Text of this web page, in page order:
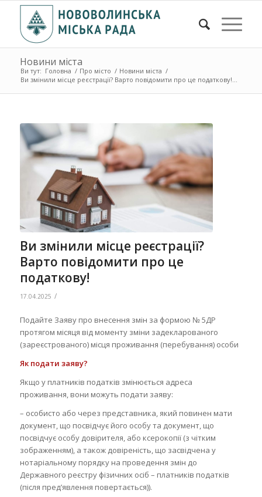
Новини міста
Ви тут: Головна / Про місто / Новини міста /
Ви змінили місце реєстрації? Варто повідомити про це податкову!...
Ви змінили місце реєстрації?
Варто повідомити про це
податкову!
17.04.2025 /
Подайте Заяву про внесення змін за формою № 5ДР
протягом місяця від моменту зміни задекларованого
(зареєстрованого) місця проживання (перебування) особи
Як подати заяву?
Якщо у платників податків змінюється адреса
проживання, вони можуть подати заяву:
– особисто або через представника, який повинен мати
документ, що посвідчує його особу та документ, що
посвідчує особу довірителя, або ксерокопії (з чітким
зображенням), а також довіреність, що засвідчена у
нотаріальному порядку на проведення змін до
Державного реєстру фізичних осіб – платників податків
(після пред’явлення повертається)).